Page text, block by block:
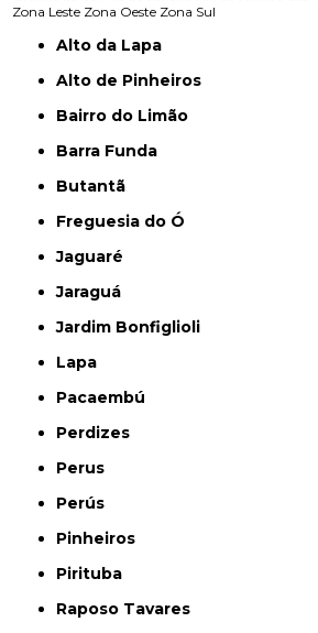
Zona Leste Zona Oeste Zona Sul
Alto da Lapa
Alto de Pinheiros
Bairro do Limão
Barra Funda
Butantã
Freguesia do Ó
Jaguaré
Jaraguá
Jardim Bonfiglioli
Lapa
Pacaembú
Perdizes
Perus
Perús
Pinheiros
Pirituba
Raposo Tavares